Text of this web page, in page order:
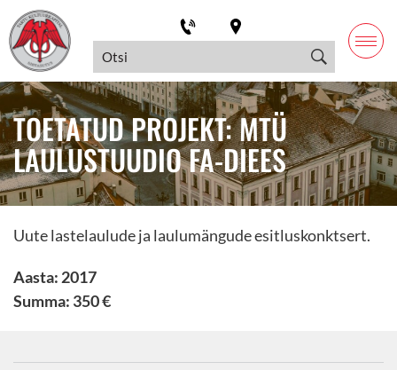
TOETATUD PROJEKT: MTÜ
LAULUSTUUDIO FA-DIEES
Uute lastelaulude ja laulumängude esitluskonktsert.
Aasta: 2017
Summa: 350 €